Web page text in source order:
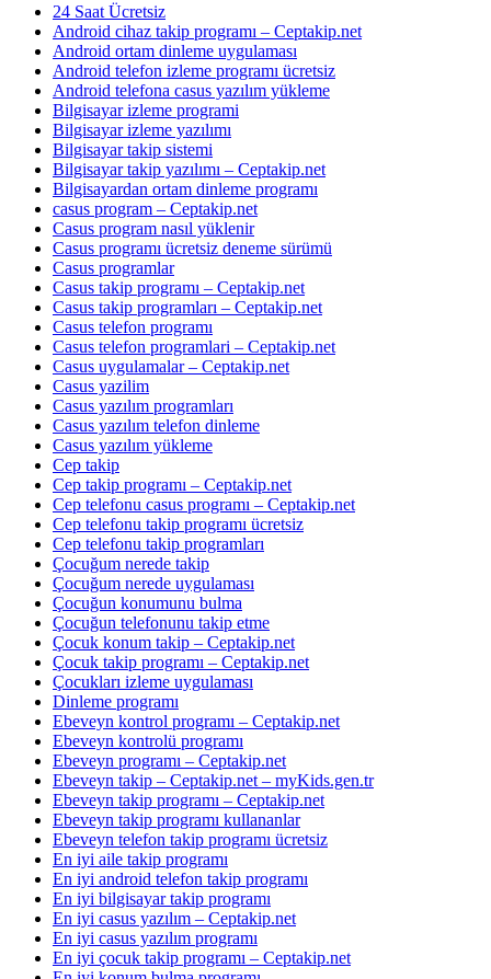
24 Saat Ücretsiz
Android cihaz takip programı – Ceptakip.net
Android ortam dinleme uygulaması
Android telefon izleme programı ücretsiz
Android telefona casus yazılım yükleme
Bilgisayar izleme programi
Bilgisayar izleme yazılımı
Bilgisayar takip sistemi
Bilgisayar takip yazılımı – Ceptakip.net
Bilgisayardan ortam dinleme programı
casus program – Ceptakip.net
Casus program nasıl yüklenir
Casus programı ücretsiz deneme sürümü
Casus programlar
Casus takip programı – Ceptakip.net
Casus takip programları – Ceptakip.net
Casus telefon programı
Casus telefon programlari – Ceptakip.net
Casus uygulamalar – Ceptakip.net
Casus yazilim
Casus yazılım programları
Casus yazılım telefon dinleme
Casus yazılım yükleme
Cep takip
Cep takip programı – Ceptakip.net
Cep telefonu casus programı – Ceptakip.net
Cep telefonu takip programı ücretsiz
Cep telefonu takip programları
Çocuğum nerede takip
Çocuğum nerede uygulaması
Çocuğun konumunu bulma
Çocuğun telefonunu takip etme
Çocuk konum takip – Ceptakip.net
Çocuk takip programı – Ceptakip.net
Çocukları izleme uygulaması
Dinleme programı
Ebeveyn kontrol programı – Ceptakip.net
Ebeveyn kontrolü programı
Ebeveyn programı – Ceptakip.net
Ebeveyn takip – Ceptakip.net – myKids.gen.tr
Ebeveyn takip programı – Ceptakip.net
Ebeveyn takip programı kullananlar
Ebeveyn telefon takip programı ücretsiz
En iyi aile takip programı
En iyi android telefon takip programı
En iyi bilgisayar takip programı
En iyi casus yazılım – Ceptakip.net
En iyi casus yazılım programı
En iyi çocuk takip programı – Ceptakip.net